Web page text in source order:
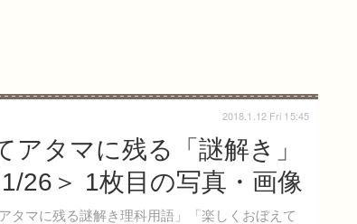
アタマに残る「謎解き」
26＞ 1枚目の写真・画像
マに残る謎解き理科用語」「楽しくおぼえて
2018.1.12 Fri 15:45